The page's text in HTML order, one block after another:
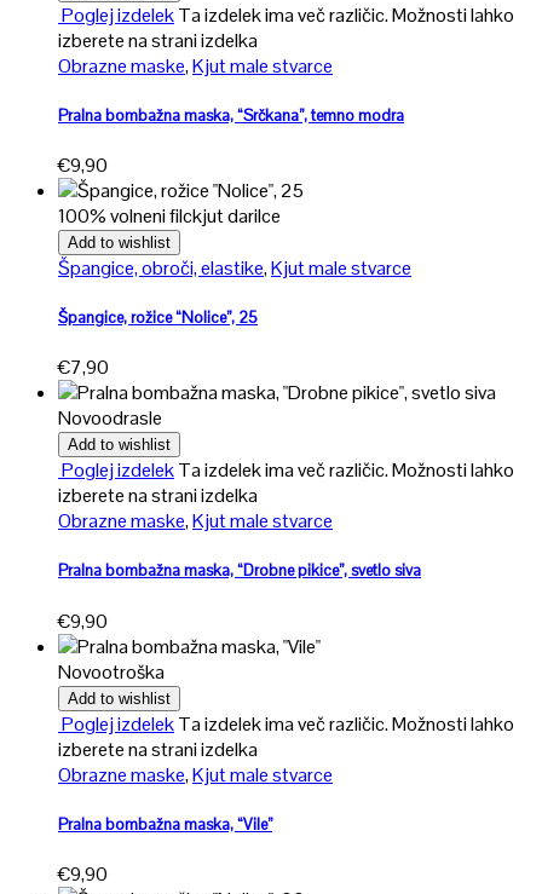
Poglej izdelekTa izdelek ima več različic. Možnosti lahko
izberete na strani izdelka
Obrazne maske,Kjut male stvarce
Pralna bombažna maska, “Srčkana”, temno modra
€9,90
100% volneni filckjut darilce
Add to wishlist
Špangice, obroči, elastike,Kjut male stvarce
Špangice, rožice “Nolice”, 25
€7,90
Novoodrasle
Add to wishlist
Poglej izdelekTa izdelek ima več različic. Možnosti lahko
izberete na strani izdelka
Obrazne maske,Kjut male stvarce
Pralna bombažna maska, “Drobne pikice”, svetlo siva
€9,90
Novootroška
Add to wishlist
Poglej izdelekTa izdelek ima več različic. Možnosti lahko
izberete na strani izdelka
Obrazne maske,Kjut male stvarce
Pralna bombažna maska, “Vile”
€9,90